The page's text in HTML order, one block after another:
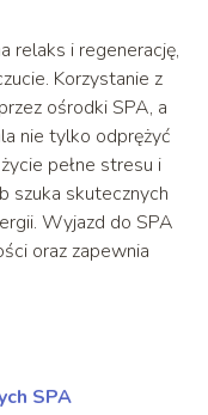
relaks i regenerację,
Korzystanie z
ośrodki SPA, a
nie tylko odprężyć
pełne stresu i
szuka skutecznych
Wyjazd do SPA
oraz zapewnia
SPA